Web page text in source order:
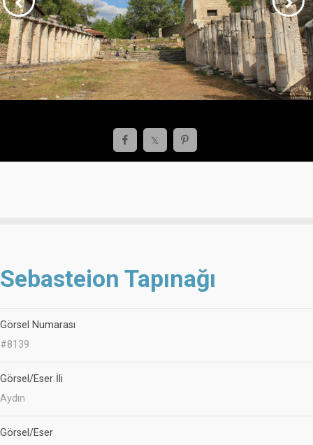
Sebasteion Tapınağı
Görsel Numarası
#8139
Görsel/Eser İli
Aydın
Görsel/Eser